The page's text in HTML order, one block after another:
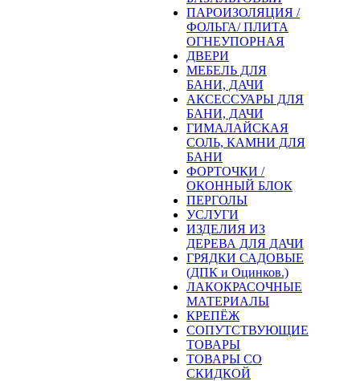
ПАРОИЗОЛЯЦИЯ /
ФОЛЬГА/ ПЛИТА
ОГНЕУПОРНАЯ
ДВЕРИ
МЕБЕЛЬ ДЛЯ
БАНИ, ДАЧИ
АКСЕССУАРЫ ДЛЯ
БАНИ, ДАЧИ
ГИМАЛАЙСКАЯ
СОЛЬ, КАМНИ ДЛЯ
БАНИ
ФОРТОЧКИ /
ОКОННЫЙ БЛОК
ПЕРГОЛЫ
УСЛУГИ
ИЗДЕЛИЯ ИЗ
ДЕРЕВА ДЛЯ ДАЧИ
ГРЯДКИ САДОВЫЕ
(ДПК и Оцинков.)
ЛАКОКРАСОЧНЫЕ
МАТЕРИАЛЫ
КРЕПЁЖ
СОПУТСТВУЮЩИЕ
ТОВАРЫ
ТОВАРЫ СО
СКИДКОЙ